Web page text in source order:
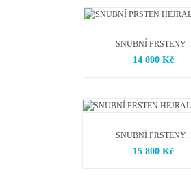
SNUBNÍ PRSTENY...
14 000 Kč
SNUBNÍ PRSTENY...
15 800 Kč